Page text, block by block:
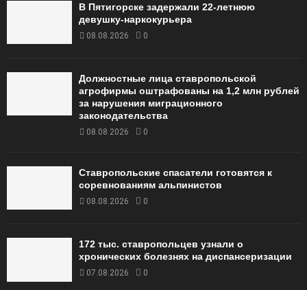
В Пятигорске задержали 22-летнюю
девушку-наркокурьера
08.08.2026 0
Должностные лица ставропольской
агрофирмы оштрафованы на 1,2 млн рублей
за нарушения миграционного
законодательства
08.08.2026 0
Ставропольские спасатели готовятся к
соревнованиям альпинистов
08.08.2026 0
172 тыс. ставропольцев узнали о
хронических болезнях на диспансеризации
07.08.2026 0